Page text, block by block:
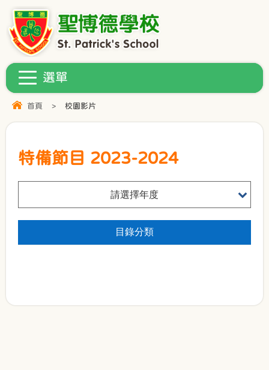
首頁 > 校園影片
特備節目 2023-2024
請選擇年度
目錄分類